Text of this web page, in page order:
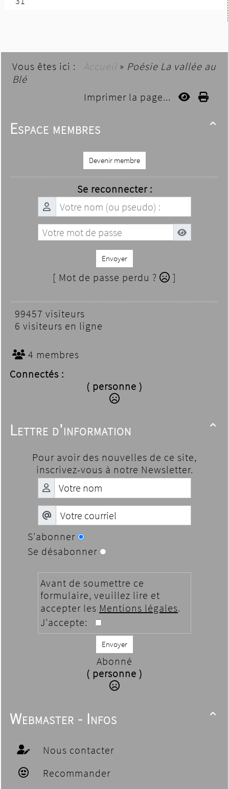
Vous êtes ici : Accueil » Poésie La vallée au
Blé
Imprimer la page...

Espace membres
Devenir membre
Se reconnecter :
Envoyer
[ Mot de passe perdu ? ]
99457 visiteurs
6 visiteurs en ligne
4 membres
Connectés :
( personne )

Lettre d'information
Pour avoir des nouvelles de ce site,
inscrivez-vous à notre Newsletter.
S'abonner
Se désabonner
Avant de soumettre ce
formulaire, veuillez lire et
accepter les Mentions légales.
J'accepte:
Envoyer
Abonné
( personne )

Webmaster - Infos
Nous contacter
Recommander